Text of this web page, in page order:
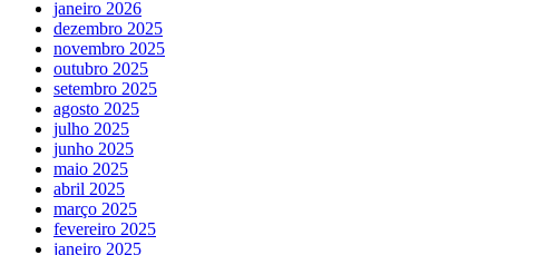
janeiro 2026
dezembro 2025
novembro 2025
outubro 2025
setembro 2025
agosto 2025
julho 2025
junho 2025
maio 2025
abril 2025
março 2025
fevereiro 2025
janeiro 2025